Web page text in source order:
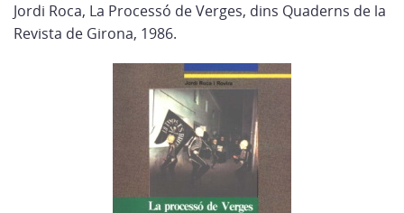
Jordi Roca, La Processó de Verges, dins Quaderns de la
Revista de Girona, 1986.